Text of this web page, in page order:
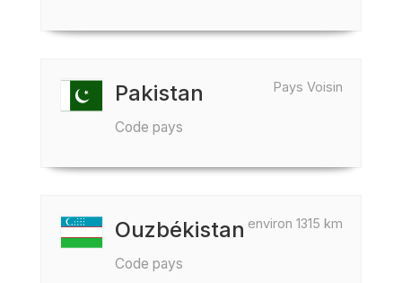
Pays Voisin
Pakistan
Code pays
environ 1315 km
Ouzbékistan
Code pays